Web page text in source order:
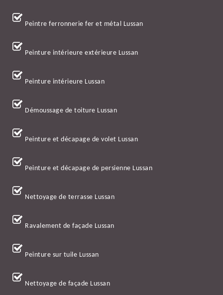
Peintre ferronnerie fer et métal Lussan
Peinture intérieure extérieure Lussan
Peinture intérieure Lussan
Démoussage de toiture Lussan
Peinture et décapage de volet Lussan
Peinture et décapage de persienne Lussan
Nettoyage de terrasse Lussan
Ravalement de façade Lussan
Peinture sur tuile Lussan
Nettoyage de façade Lussan